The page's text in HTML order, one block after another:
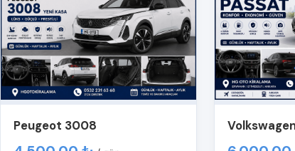
Peugeot 3008